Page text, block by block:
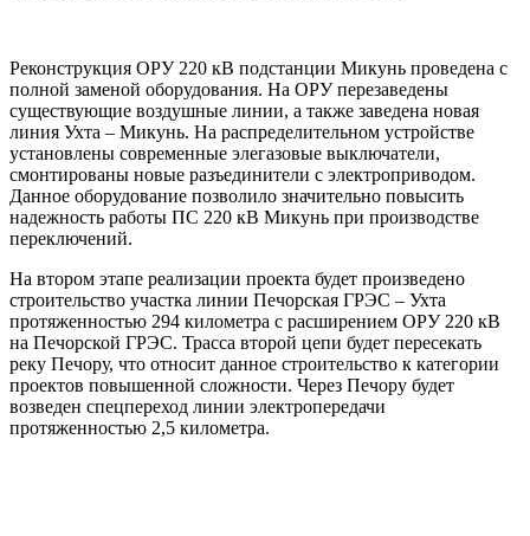
Реконструкция ОРУ 220 кВ подстанции Микунь проведена с
полной заменой оборудования. На ОРУ перезаведены
существующие воздушные линии, а также заведена новая
линия Ухта – Микунь. На распределительном устройстве
установлены современные элегазовые выключатели,
смонтированы новые разъединители с электроприводом.
Данное оборудование позволило значительно повысить
надежность работы ПС 220 кВ Микунь при производстве
переключений.
На втором этапе реализации проекта будет произведено
строительство участка линии Печорская ГРЭС – Ухта
протяженностью 294 километра с расширением ОРУ 220 кВ
на Печорской ГРЭС. Трасса второй цепи будет пересекать
реку Печору, что относит данное строительство к категории
проектов повышенной сложности. Через Печору будет
возведен спецпереход линии электропередачи
протяженностью 2,5 километра.